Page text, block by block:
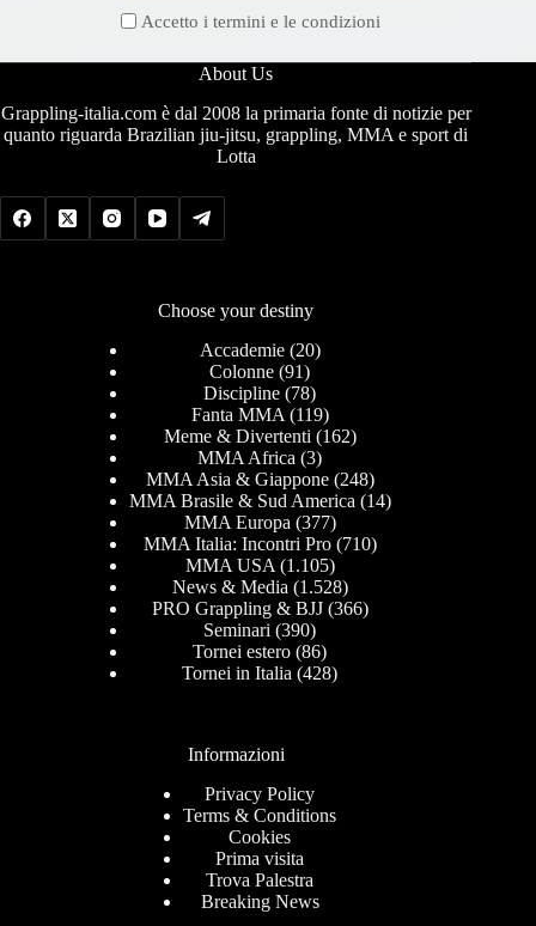
Accetto i termini e le condizioni
About Us
Grappling-italia.com è dal 2008 la primaria fonte di notizie per
quanto riguarda Brazilian jiu-jitsu, grappling, MMA e sport di
Lotta
Choose your destiny
Accademie(20)
Colonne (91)
Discipline (78)
Fanta MMA (119)
Meme & Divertenti (162)
MMA Africa (3)
MMA Asia & Giappone(248)
MMA Brasile & Sud America (14)
MMA Europa (377)
MMA Italia: Incontri Pro(710)
MMA USA (1.105)
News & Media (1.528)
PRO Grappling & BJJ(366)
Seminari (390)
Tornei estero (86)
Tornei in Italia (428)
Informazioni
Privacy Policy
Terms & Conditions
Cookies
Prima visita
Trova Palestra
Breaking News